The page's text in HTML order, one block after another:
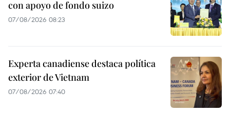
con apoyo de fondo suizo
07/08/2026 08:23
Experta canadiense destaca política
exterior de Vietnam
07/08/2026 07:40